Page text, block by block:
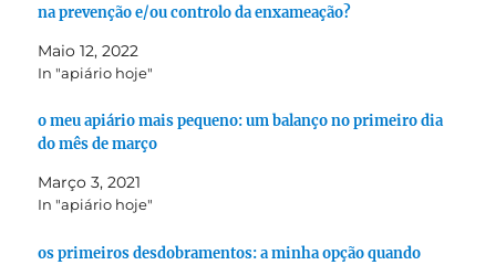
na prevenção e/ou controlo da enxameação?
Maio 12, 2022
In "apiário hoje"
o meu apiário mais pequeno: um balanço no primeiro dia
do mês de março
Março 3, 2021
In "apiário hoje"
os primeiros desdobramentos: a minha opção quando